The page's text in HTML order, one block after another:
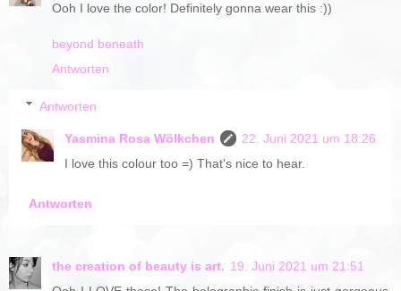
Ooh I love the color! Definitely gonna wear this :))
beyond beneath
Antworten
Antworten
Yasmina Rosa Wölkchen
22. Juni 2021 um 18:26
I love this colour too =) That's nice to hear.
Antworten
the creation of beauty is art. 19. Juni 2021 um 21:51